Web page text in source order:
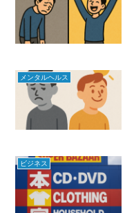
メンタルヘルス
ビジネス